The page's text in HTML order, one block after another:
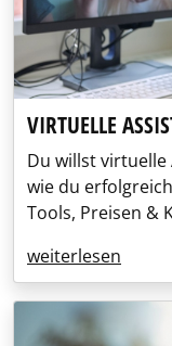
VIRTUELLE
Du willst virtuelle
wie du
Tools, Preisen &
weiterlesen